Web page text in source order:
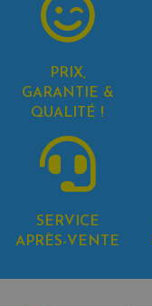
PRIX,
GARANTIE &
QUALITÉ !
SERVICE
APRÈS-VENTE